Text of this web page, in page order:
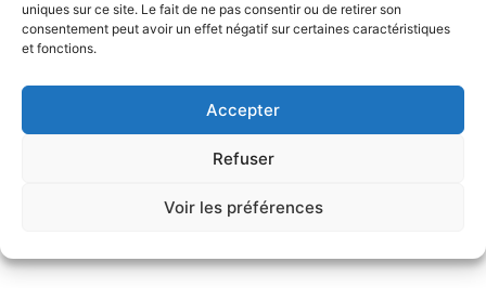
uniques sur ce site. Le fait de ne pas consentir ou de retirer son
consentement peut avoir un effet négatif sur certaines caractéristiques
et fonctions.
Accepter
Refuser
Voir les préférences
Trois bonnes raisons d’ouvrir un Plan d’Epargne Retraite.
Email : mvn@mvn.ec